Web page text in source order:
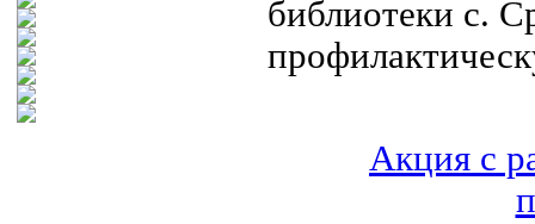
библиотеки с.
Акция с